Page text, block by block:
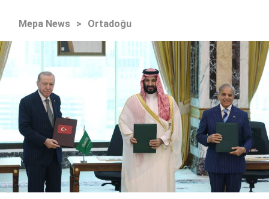
Mepa News > Ortadoğu